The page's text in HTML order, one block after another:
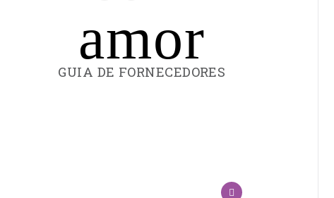
amor
GUIA DE FORNECEDORES
BUSCAR